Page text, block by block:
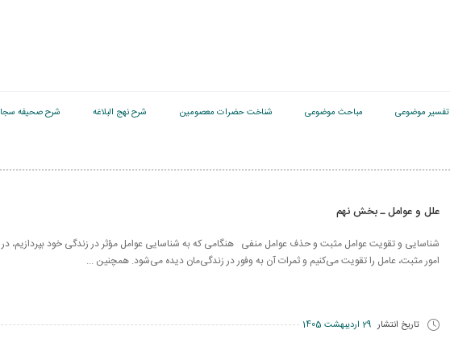
تفسیر موضوعی مباحث موضوعی شناخت حضرات معصومین شرح نهج البلاغه شرح صحیفه
علل و عوامل ـ بخش نهم
شناسایی و تقویت عوامل مثبت و حذف عوامل منفی هنگامی که به شناسایی عوامل مؤثر در زندگی خود بپردازیم،
امور مثبت، عامل را تقویت می‌کنیم و ثمرات آن به وفور در زندگی‌مان دیده می‌شود. همچنین ...
تاریخ انتشار 29 اردیبهشت 1405